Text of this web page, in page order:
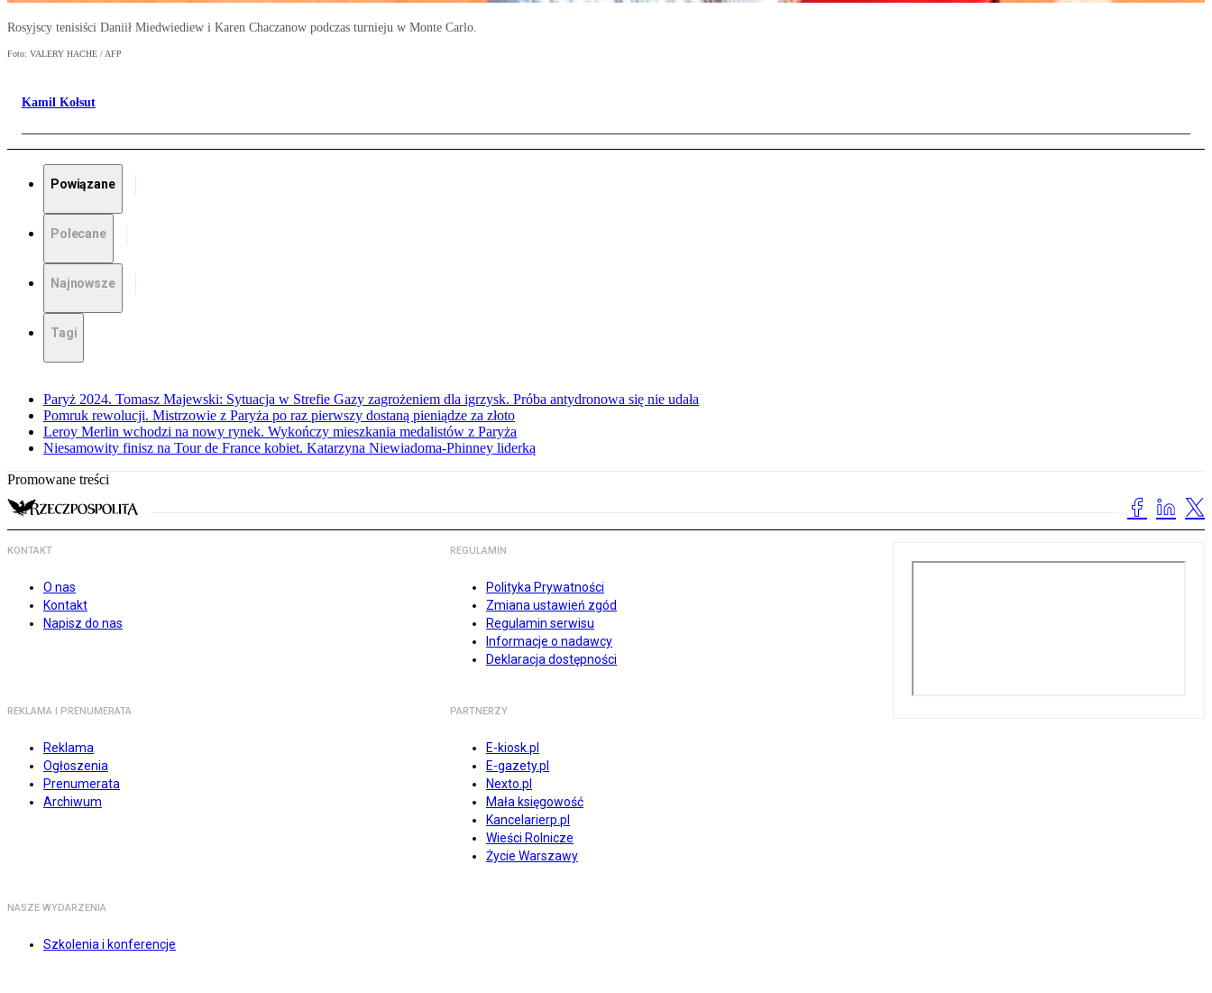
Rosyjscy tenisiści Daniił Miedwiediew i Karen Chaczanow podczas turnieju w Monte Carlo.
Foto: VALERY HACHE / AFP
Kamil Kołsut
Powiązane
Polecane
Najnowsze
Tagi
Paryż 2024. Tomasz Majewski: Sytuacja w Strefie Gazy zagrożeniem dla igrzysk. Próba antydronowa się nie udała
Pomruk rewolucji. Mistrzowie z Paryża po raz pierwszy dostaną pieniądze za złoto
Leroy Merlin wchodzi na nowy rynek. Wykończy mieszkania medalistów z Paryża
Niesamowity finisz na Tour de France kobiet. Katarzyna Niewiadoma-Phinney liderką
Promowane treści
KONTAKT
O nas
Kontakt
Napisz do nas
REGULAMIN
Polityka Prywatności
Zmiana ustawień zgód
Regulamin serwisu
Informacje o nadawcy
Deklaracja dostępności
REKLAMA I PRENUMERATA
Reklama
Ogłoszenia
Prenumerata
Archiwum
PARTNERZY
E-kiosk.pl
E-gazety.pl
Nexto.pl
Mała księgowość
Kancelarierp.pl
Wieści Rolnicze
Życie Warszawy
NASZE WYDARZENIA
Szkolenia i konferencje